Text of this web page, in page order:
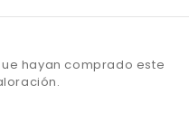
hayan comprado este